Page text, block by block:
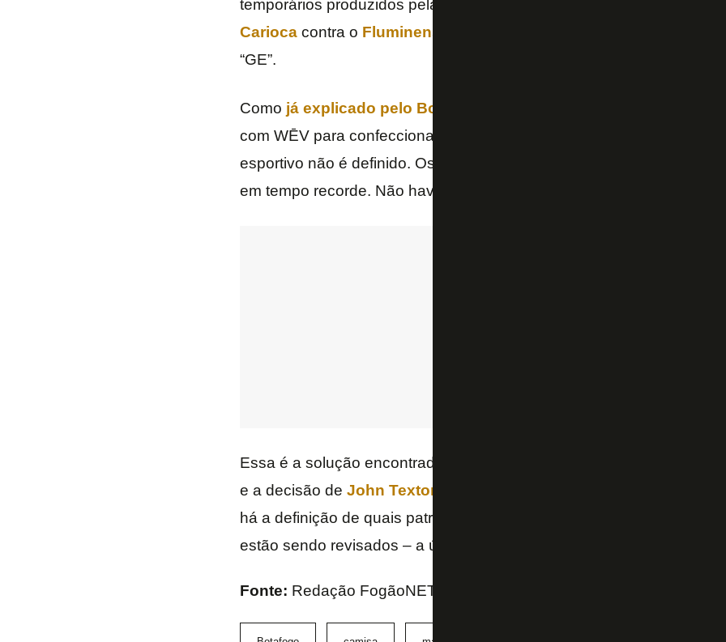
temporários produzidos pela
Cariocacontra o Fluminense
“GE”.
Como já explicado pelo Boletim do C.E, do FOGÃONET
com WĒV para confeccionar as peças enquanto um novo fornecedor
esportivo não é definido. Os uniformes foram produzidos e enviados
em tempo recorde. Não haverá venda para o público.
Essa é a solução encontrada com o fim do contrato com a Kappa, no
e a decisão de John Textor
há a definição de quais patrocinadores estamparão o uniforme, já
estão sendo revisados – a única marca certa é a
Fonte: Redação FogãoNET e GE